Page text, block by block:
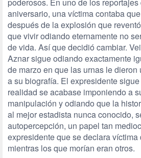
aniversario, una víctima contaba
después de la explosión que
que vivir odiando eternamente no
de vida. Así que decidió cambiar.
Aznar sigue odiando exactamente
de marzo en que las urnas le
a su biografía. El expresidente
realidad se acabase imponiendo a
manipulación y odiando que la
al mejor estadista nunca conocido,
autopercepción, un papel tan
expresidente que se declara víctima
mientras los que morían eran otros.